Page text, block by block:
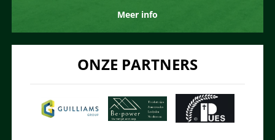
Meer info
ONZE PARTNERS